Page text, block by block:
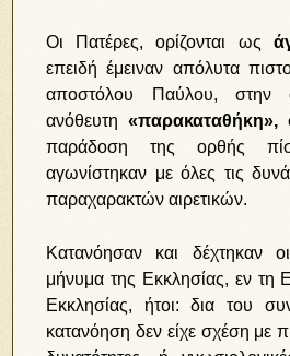
Οι Πατέρες, ορίζονται ως
επειδή έμειναν απόλυτα
αποστόλου Παύλου, στην
ανόθευτη «παρακαταθήκη»,
παράδοση της ορθής
αγωνίστηκαν με όλες τις
παραχαρακτών αιρετικών.
Κατανόησαν και δέχτηκαν
μήνυμα της Εκκλησίας, εν τη
Εκκλησίας, ήτοι: δια του
κατανόηση δεν είχε σχέση με